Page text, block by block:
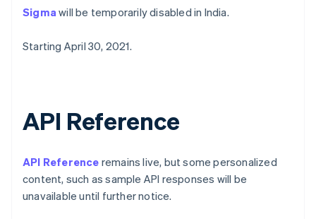
Sigma will be temporarily disabled in India.
Starting April 30, 2021.
API Reference
API Reference remains live, but some personalized
content, such as sample API responses will be
unavailable until further notice.
EnglishEspañol简体中文
English
สิงคโปร์
English
ออสเตรีย
Deutsch English